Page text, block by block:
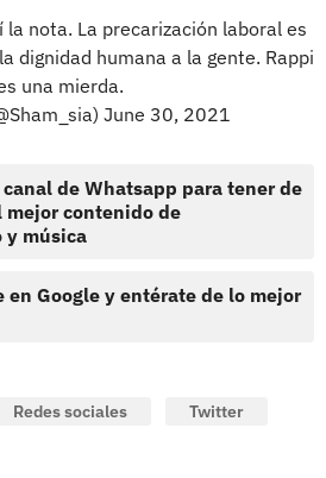
la nota. La precarización laboral es
dignidad humana a la gente. Rappi
una mierda.
June 30, 2021
de Whatsapp para tener de
mejor contenido de
música
en Google y entérate de lo mejor
Redes sociales Twitter